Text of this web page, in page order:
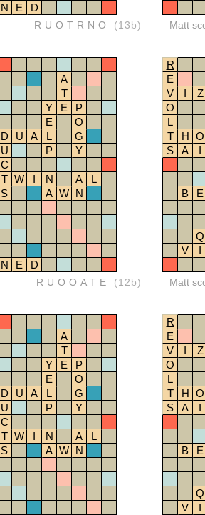
N E D
RUOTRNO (13b) Matt
A
T
Y E
P
E
O
D U A L
G
U P
Y
C
T W I N A
L
S A W N
N E D
RUOOATE (12b)
R
E
V
I
Z
O
L
T
H O
S
A I
B E
Q
V
I
Matt
A
T
Y E
P
E
O
D U A L
G
U P
Y
C
T W I N A
L
S A W N
R
E
V
I
Z
O
L
T
H O
S
A I
B E
Q
V
I